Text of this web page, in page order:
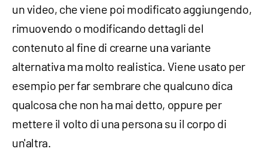
un video, che viene poi modificato aggiungendo,
rimuovendo o modificando dettagli del
contenuto al fine di crearne una variante
alternativa ma molto realistica. Viene usato per
esempio per far sembrare che qualcuno dica
qualcosa che non ha mai detto, oppure per
mettere il volto di una persona su il corpo di
un'altra.